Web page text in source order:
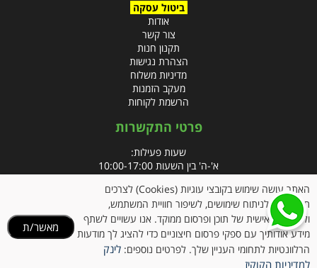
ביטול עסקה
אודות
צור קשר
תקנון חנות
הצהרת נגישות
מדיניות משלוח
מעקב הזמנות
הרשמת לקוחות
פרטי התקשרות
שעות פעילות:
א'-ה' בין השעות 10:00-17:00
טלפון:
פקס: 09-8666832
אימייל: info@clubpharm.co.il
כתובת : קניון M הדרך, צומת ינאי, מושב בית חירות 40291
האתר עושה שימוש בקובצי עוגיות (Cookies) לצרכים
תפעוליים, לניתוח שימושים, לשיפור חוויית המשתמש,
ולהתאמה אישית של תוכן ופרסום ממוקד. אנו עשויים לשתף
מידע אודותיך עם ספקי פרסום חיצוניים כדי להציג לך מודעות
הרלוונטיות לתחומי העניין שלך. לפרטים נוספים: לינק
למדיניות הקוקיז
מאשר/ת